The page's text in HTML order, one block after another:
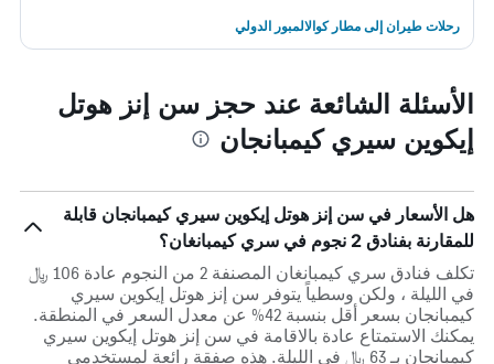
رحلات طيران إلى مطار كوالالمبور الدولي
الأسئلة الشائعة عند حجز سن إنز هوتل
إيكوين سيري كيمبانجان
هل الأسعار في سن إنز هوتل إيكوين سيري كيمبانجان قابلة
للمقارنة بفنادق 2 نجوم في سري كيمبانغان؟
تكلف فنادق سري كيمبانغان المصنفة 2 من النجوم عادة 106 ﷼
في الليلة ، ولكن وسطياً يتوفر سن إنز هوتل إيكوين سيري
كيمبانجان بسعر أقل بنسبة 42% عن معدل السعر في المنطقة.
يمكنك الاستمتاع عادة بالاقامة في سن إنز هوتل إيكوين سيري
كيمبانجان بـ 63 ﷼ في الليلة. هذه صفقة رائعة لمستخدمي